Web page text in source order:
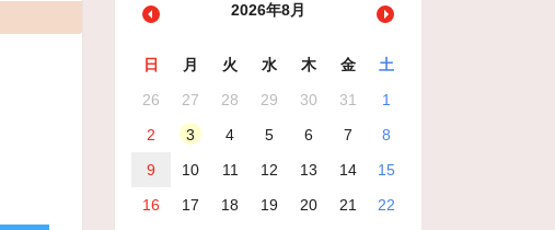
2026年8月
日 月 火 水 木 金
土
26
27 28 29 30 31
1
2
3 4 5 6 7
8
9
10 11 12 13 14
15
16
17 18 19 20 21
22